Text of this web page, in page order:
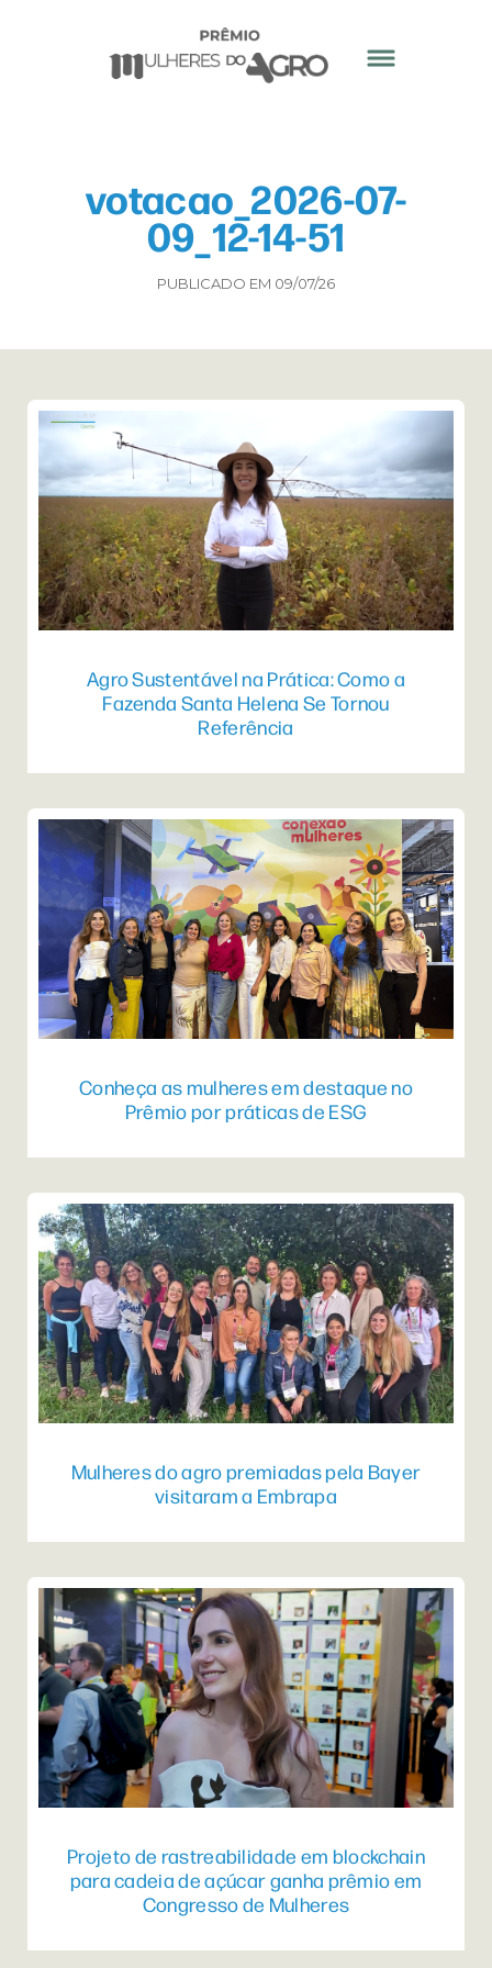
votacao_2026-07-
09_12-14-51
PUBLICADO EM 09/07/26
Agro Sustentável na Prática: Como a
Fazenda Santa Helena Se Tornou
Referência
Conheça as mulheres em destaque no
Prêmio por práticas de ESG
Mulheres do agro premiadas pela Bayer
visitaram a Embrapa
Projeto de rastreabilidade em blockchain
para cadeia de açúcar ganha prêmio em
Congresso de Mulheres